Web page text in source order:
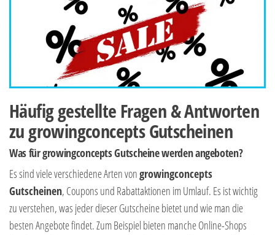
Häufig gestellte Fragen & Antworten
zu growingconcepts Gutscheinen
Was für growingconcepts Gutscheine werden angeboten?
Es sind viele verschiedene Arten vongrowingconcepts
Gutscheinen, Coupons und Rabattaktionen im Umlauf. Es ist wichtig
zu verstehen, was jeder dieser Gutscheine bietet und wie man die
besten Angebote findet. Zum Beispiel bieten manche Online-Shops